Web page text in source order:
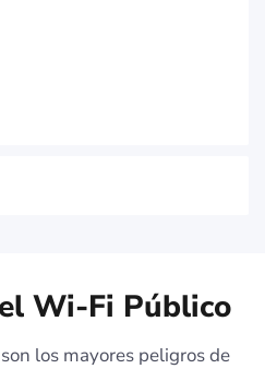
Wi-Fi Público
los mayores peligros de